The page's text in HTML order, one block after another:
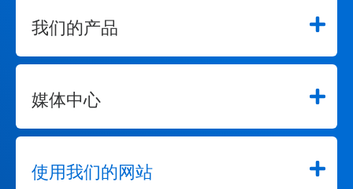
我们的产品
媒体中心
使用我们的网站